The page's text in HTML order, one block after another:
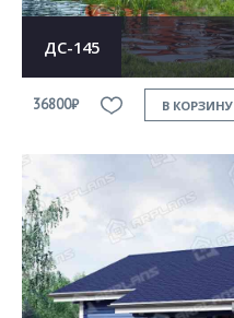
ДС-145
36800₽ В КОРЗИНУ